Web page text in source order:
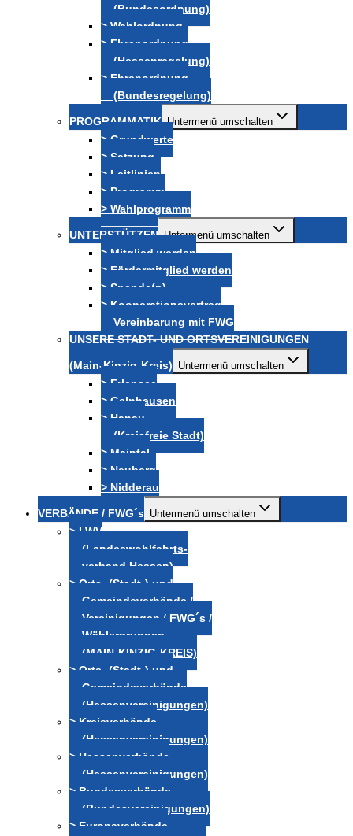
(Bundesordnung)
> Wahlordnung
> Ehrenordnung
(Hessenregelung)
> Ehrenordnung
(Bundesregelung)
PROGRAMMATIK Untermenü umschalten
> Grundwerte
> Satzung
> Leitlinien
> Programm
> Wahlprogramm
UNTERSTÜTZEN Untermenü umschalten
> Mitglied werden
> Fördermitglied werden
> Spende(n)
> Kooperationsvertrag
Vereinbarung mit FWG
UNSERE STADT- UND ORTSVEREINIGUNGEN
(Main-Kinzig-Kreis) Untermenü umschalten
> Erlensee
> Gelnhausen
> Hanau
(Kreisfreie Stadt)
> Maintal
> Neuberg
> Nidderau
VERBÄNDE / FWG´s Untermenü umschalten
> LWV
(Landeswohlfahrts-
verband Hessen)
> Orts- (Stadt-) und
Gemeindeverbände /
Vereinigungen / FWG´s /
Wählergruppen
(MAIN-KINZIG-KREIS)
> Orts- (Stadt-) und
Gemeindeverbände
(Hessenvereinigungen)
> Kreisverbände
(Hessenvereinigungen)
> Hessenverbände
(Hessenvereinigungen)
> Bundesverbände
(Bundesvereinigungen)
> Europaverbände